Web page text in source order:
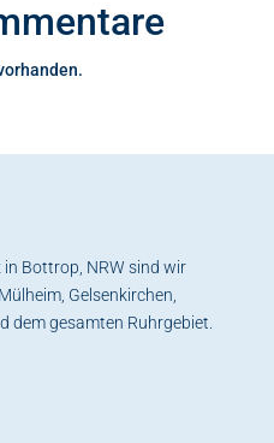
Bottrop, NRW sind wir
Gelsenkirchen,
dem gesamten Ruhrgebiet.